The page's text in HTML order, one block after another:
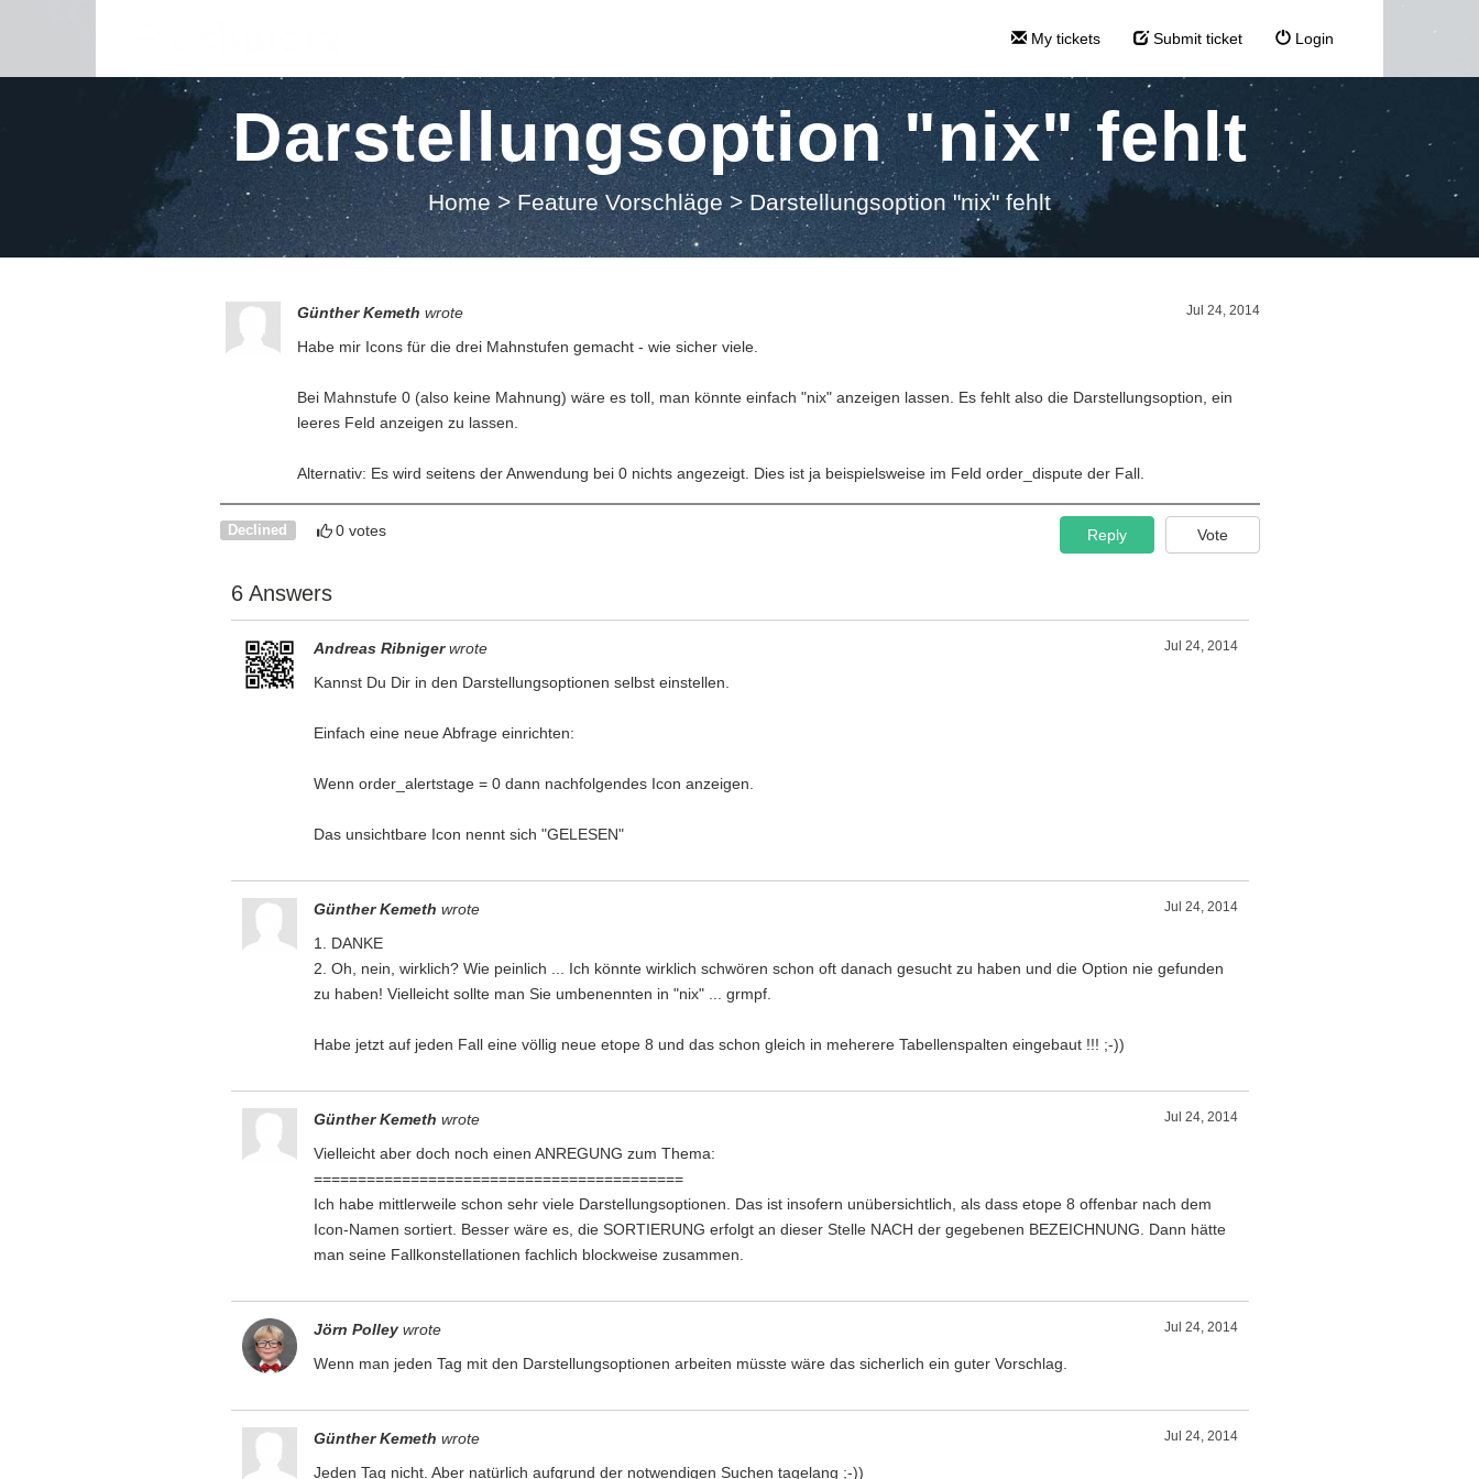
My tickets Submit ticket Login
Darstellungsoption "nix" fehlt
Home > Feature Vorschläge > Darstellungsoption "nix" fehlt
Jul 24, 2014
Günther Kemeth wrote
Habe mir Icons für die drei Mahnstufen gemacht - wie sicher viele.
Bei Mahnstufe 0 (also keine Mahnung) wäre es toll, man könnte einfach "nix" anzeigen lassen. Es fehlt also die Darstellungsoption, ein
leeres Feld anzeigen zu lassen.
Alternativ: Es wird seitens der Anwendung bei 0 nichts angezeigt. Dies ist ja beispielsweise im Feld order_dispute der Fall.
Declined 0 votes Vote
Reply
6 Answers
Jul 24, 2014
Andreas Ribniger wrote
Kannst Du Dir in den Darstellungsoptionen selbst einstellen.
Einfach eine neue Abfrage einrichten:
Wenn order_alertstage = 0 dann nachfolgendes Icon anzeigen.
Das unsichtbare Icon nennt sich "GELESEN"
Jul 24, 2014
Günther Kemeth wrote
1. DANKE
2. Oh, nein, wirklich? Wie peinlich ... Ich könnte wirklich schwören schon oft danach gesucht zu haben und die Option nie gefunden
zu haben! Vielleicht sollte man Sie umbenennten in "nix" ... grmpf.
Habe jetzt auf jeden Fall eine völlig neue etope 8 und das schon gleich in meherere Tabellenspalten eingebaut !!! ;-))
Jul 24, 2014
Günther Kemeth wrote
Vielleicht aber doch noch einen ANREGUNG zum Thema:
==========================================
Ich habe mittlerweile schon sehr viele Darstellungsoptionen. Das ist insofern unübersichtlich, als dass etope 8 offenbar nach dem
Icon-Namen sortiert. Besser wäre es, die SORTIERUNG erfolgt an dieser Stelle NACH der gegebenen BEZEICHNUNG. Dann hätte
man seine Fallkonstellationen fachlich blockweise zusammen.
Jul 24, 2014
Jörn Polley wrote
Wenn man jeden Tag mit den Darstellungsoptionen arbeiten müsste wäre das sicherlich ein guter Vorschlag.
Jul 24, 2014
Günther Kemeth wrote
Jeden Tag nicht. Aber natürlich aufgrund der notwendigen Suchen tagelang ;-))